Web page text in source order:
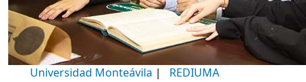
Universidad Monteávila | REDIUMA